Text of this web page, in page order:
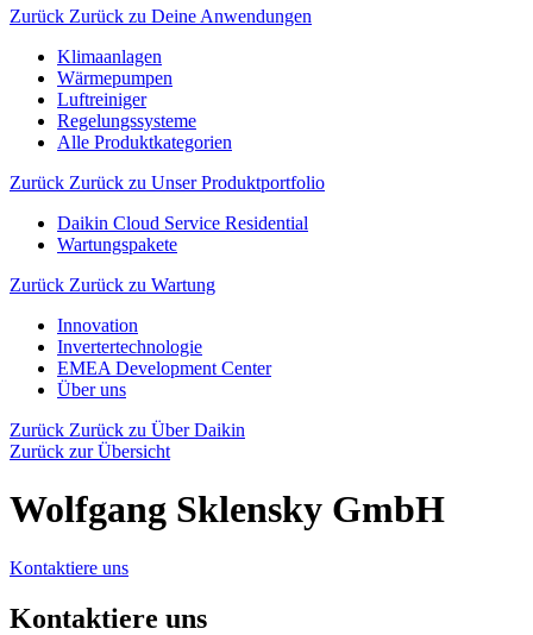
Zurück Zurück zu Deine Anwendungen
Klimaanlagen
Wärmepumpen
Luftreiniger
Regelungssysteme
Alle Produktkategorien
Zurück Zurück zu Unser Produktportfolio
Daikin Cloud Service Residential
Wartungspakete
Zurück Zurück zu Wartung
Innovation
Invertertechnologie
EMEA Development Center
Über uns
Zurück Zurück zu Über Daikin
Zurück zur Übersicht
Wolfgang Sklensky GmbH
Kontaktiere uns
Kontaktiere uns